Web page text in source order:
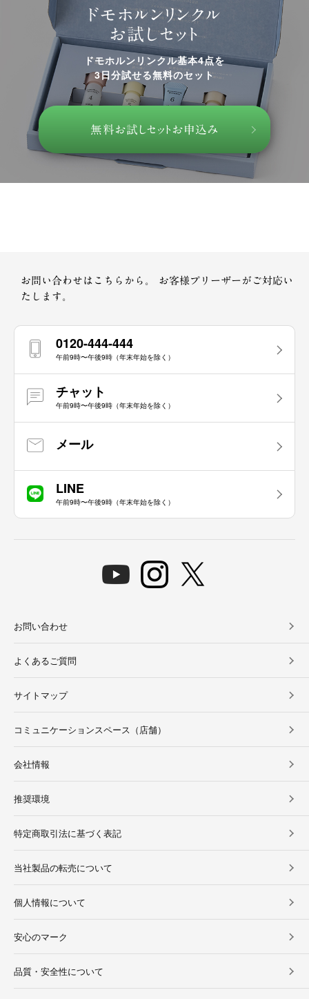
ドモホルンリンクル
お試しセット
ドモホルンリンクル基本4点を
3日分試せる無料のセット
無料お試しセットお申込み
お問い合わせはこちらから。
お客様プリーザーがご対応い
たします。
0120-444-444
午前9時〜午後9時（年末年始を除く）
チャット
午前9時〜午後9時（年末年始を除く）
メール
LINE
午前9時〜午後9時（年末年始を除く）
お問い合わせ
よくあるご質問
サイトマップ
コミュニケーションスペース（店舗）
会社情報
推奨環境
特定商取引法に基づく表記
当社製品の転売について
個人情報について
安心のマーク
品質・安全性について